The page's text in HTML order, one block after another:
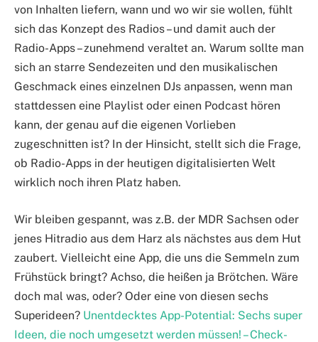
von Inhalten liefern, wann und wo wir sie wollen, fühlt
sich das Konzept des Radios – und damit auch der
Radio-Apps – zunehmend veraltet an. Warum sollte man
sich an starre Sendezeiten und den musikalischen
Geschmack eines einzelnen DJs anpassen, wenn man
stattdessen eine Playlist oder einen Podcast hören
kann, der genau auf die eigenen Vorlieben
zugeschnitten ist? In der Hinsicht, stellt sich die Frage,
ob Radio-Apps in der heutigen digitalisierten Welt
wirklich noch ihren Platz haben.
Wir bleiben gespannt, was z.B. der MDR Sachsen oder
jenes Hitradio aus dem Harz als nächstes aus dem Hut
zaubert. Vielleicht eine App, die uns die Semmeln zum
Frühstück bringt? Achso, die heißen ja Brötchen. Wäre
doch mal was, oder? Oder eine von diesen sechs
Superideen? Unentdecktes App-Potential: Sechs super
Ideen, die noch umgesetzt werden müssen! – Check-